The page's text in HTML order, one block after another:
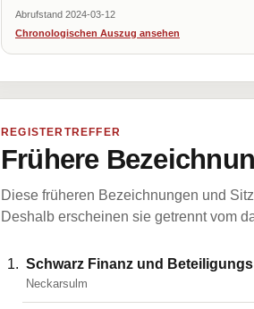
Abrufstand 2024-03-12
Chronologischen Auszug ansehen
REGISTERTREFFER
Frühere
Diese früheren Bezeichnungen und
Deshalb erscheinen sie getrennt vom
Schwarz Finanz und
Neckarsulm